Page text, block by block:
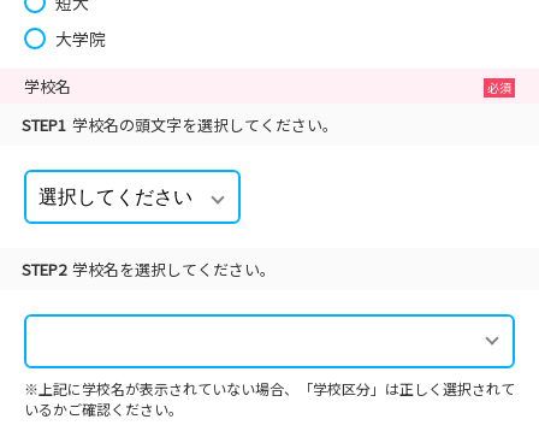
大学院
学校名
STEP1 学校名の頭文字を選択してください。
STEP2 学校名を選択してください。
※上記に学校名が表示されていない場合、「学校区分」は正しく選択されて
いるかご確認ください。